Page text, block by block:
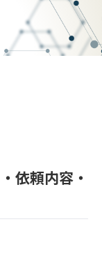
依頼内容・